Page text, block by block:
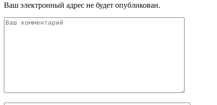
Ваш электронный адрес не будет опубликован.